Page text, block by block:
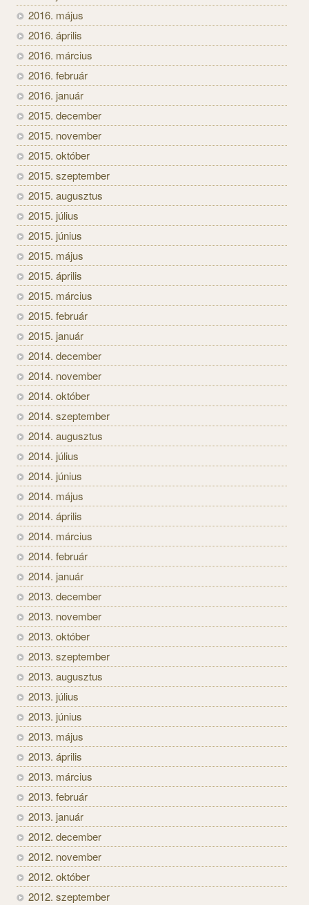
2016. május
2016. április
2016. március
2016. február
2016. január
2015. december
2015. november
2015. október
2015. szeptember
2015. augusztus
2015. július
2015. június
2015. május
2015. április
2015. március
2015. február
2015. január
2014. december
2014. november
2014. október
2014. szeptember
2014. augusztus
2014. július
2014. június
2014. május
2014. április
2014. március
2014. február
2014. január
2013. december
2013. november
2013. október
2013. szeptember
2013. augusztus
2013. július
2013. június
2013. május
2013. április
2013. március
2013. február
2013. január
2012. december
2012. november
2012. október
2012. szeptember